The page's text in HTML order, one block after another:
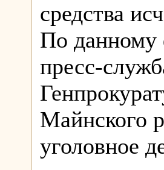
средства
По данному
пресс-
Майнского
уголовное